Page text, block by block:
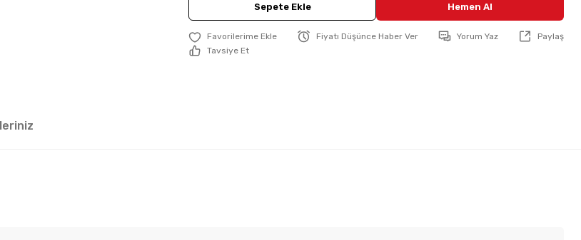
Sepete Ekle Hemen Al
Fiyatı Düşünce Haber Ver Yorum Yaz
Paylaş
Tavsiye Et